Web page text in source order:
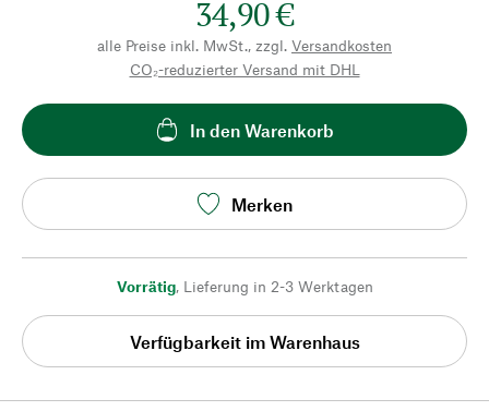
34,90 €
alle Preise inkl. MwSt., zzgl. Versandkosten
CO₂-reduzierter Versand mit DHL
In den Warenkorb
Merken
Vorrätig, Lieferung in 2-3 Werktagen
Verfügbarkeit im Warenhaus